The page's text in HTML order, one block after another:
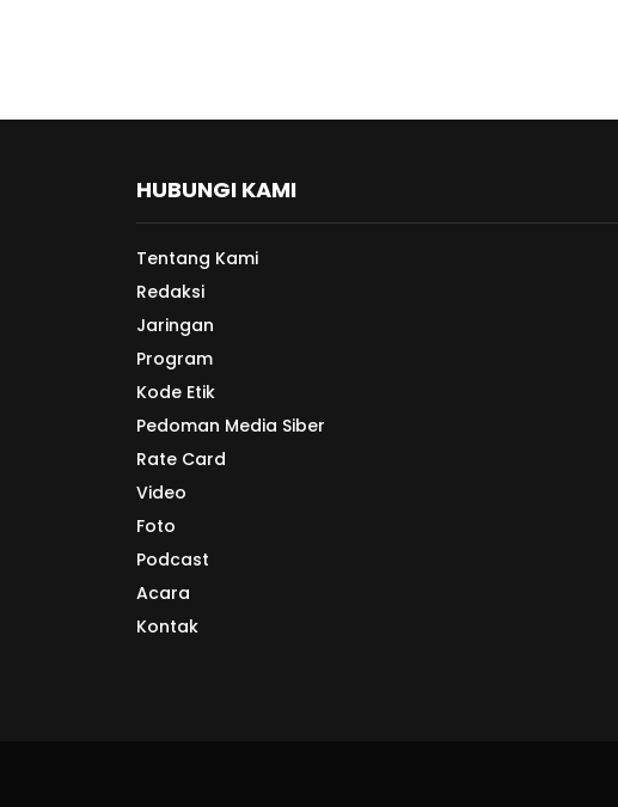
HUBUNGI KAMI
Tentang Kami
Redaksi
Jaringan
Program
Kode Etik
Pedoman Media Siber
Rate Card
Video
Foto
Podcast
Acara
Kontak